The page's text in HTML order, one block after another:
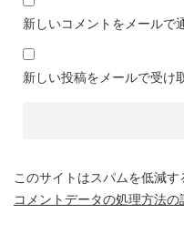
新しいコメントをメールで
新しい投稿をメールで受け
このサイトはスパムを低減
コメントデータの処理方法